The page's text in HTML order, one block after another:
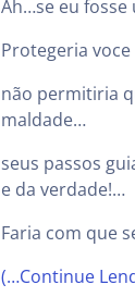
Ah…se eu
Protegeria
não permitiria
maldade…
seus passos
e da verdade!…
Faria com que
(…Continue